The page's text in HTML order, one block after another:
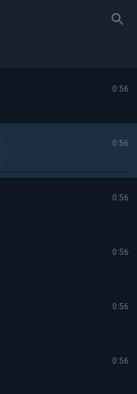
0:56
0:56
0:56
0:56
0:56
0:56